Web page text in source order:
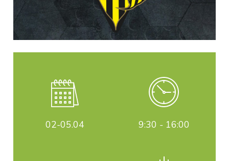
02-05.04 9:30 - 16:00